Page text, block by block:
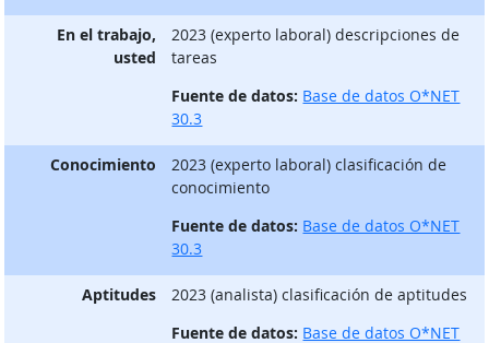
En el trabajo,
usted
2023 (experto laboral) descripciones de
tareas
Fuente de datos: Base de datos O*NET
30.3
Conocimiento
2023 (experto laboral) clasificación de
conocimiento
Fuente de datos: Base de datos O*NET
30.3
Aptitudes
2023 (analista) clasificación de aptitudes
Fuente de datos: Base de datos O*NET